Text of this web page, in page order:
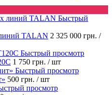
Быстрый
TALAN 2 325 000 грн. /
Быстрый просмотр
1 750 грн. / шт
Быстрый просмотр
500 грн. / шт
просмотр